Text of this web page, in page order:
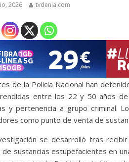
2026 tvdenia.com
de la Policía Nacional han
entre los 22 y 50 años
y pertenencia a grupo criminal.
como punto de venta de
se desarrolló tras
sustancias estupefacientes en